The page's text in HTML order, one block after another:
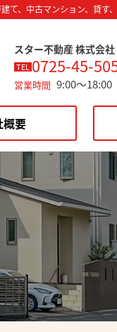
、中古マンション、貸す
スター不動産 株式会社
TEL 0725-45-
営業時間 9:00～18:00
概要